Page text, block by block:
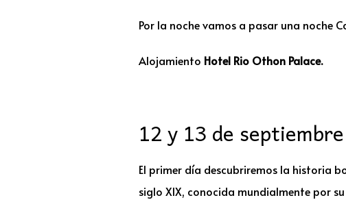
Por la noche vamos a pasar una noche
Alojamiento Hotel Rio Othon Palace.
12 y 13 de
El primer día descubriremos la historia
siglo XIX, conocida mundialmente por